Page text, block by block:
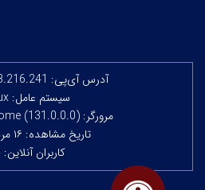
آدرس آی‌پی:
سیستم عامل: Linux
مرورگر: Google Chrome (131.0.0.0)
تاریخ مشاهده: ۱۶ مرداد ۱۴۰۵
کاربران آنلاین: 85